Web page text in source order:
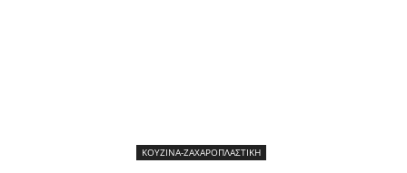
ΚΟΥΖΙΝΑ-ΖΑΧΑΡΟΠΛΑΣΤΙΚΗ